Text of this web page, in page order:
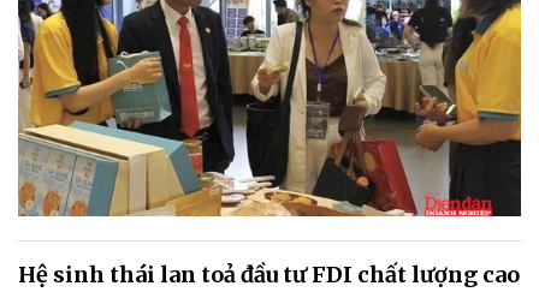
Hệ sinh thái lan toả đầu tư FDI chất lượng cao